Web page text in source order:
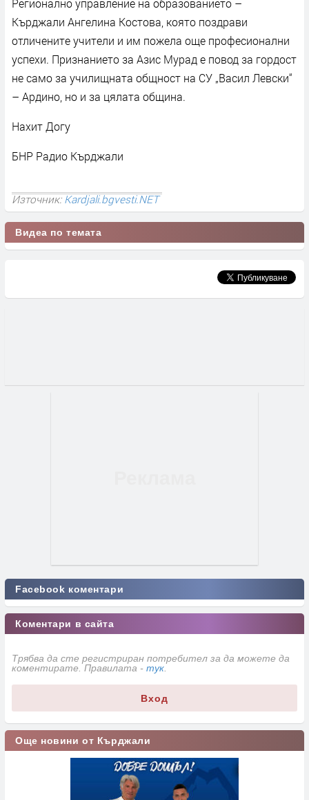
Регионално управление на образованието –
Кърджали Ангелина Костова, която поздрави
отличените учители и им пожела още професионални
успехи. Признанието за Азис Мурад е повод за гордост
не само за училищната общност на СУ „Васил Левски“
– Ардино, но и за цялата община.
Нахит Догу
БНР Радио Кърджали
Източник:Kardjali.bgvesti.NET
Видеа по темата
Facebook коментари
Коментари в сайта
Трябва да сте регистриран потребител за да можете да
коментирате. Правилата - тук
Вход
Още новини от Кърджали